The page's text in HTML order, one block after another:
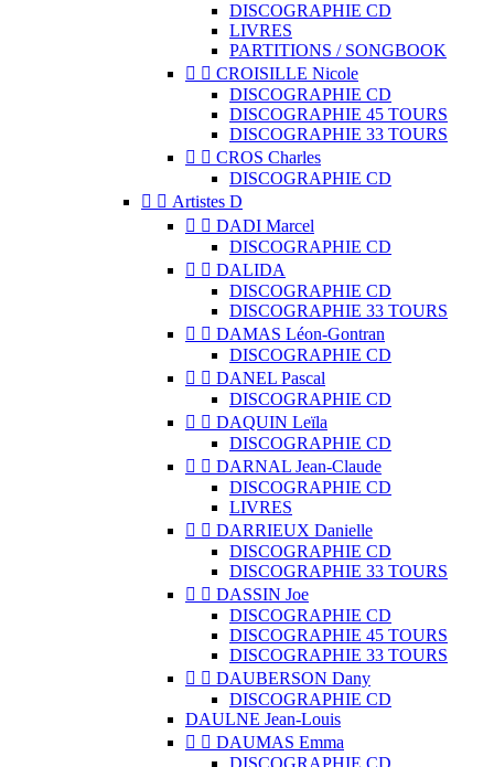
DISCOGRAPHIE CD
LIVRES
PARTITIONS / SONGBOOK
  CROISILLE Nicole
DISCOGRAPHIE CD
DISCOGRAPHIE 45 TOURS
DISCOGRAPHIE 33 TOURS
  CROS Charles
DISCOGRAPHIE CD
  Artistes D
  DADI Marcel
DISCOGRAPHIE CD
  DALIDA
DISCOGRAPHIE CD
DISCOGRAPHIE 33 TOURS
  DAMAS Léon-Gontran
DISCOGRAPHIE CD
  DANEL Pascal
DISCOGRAPHIE CD
  DAQUIN Leïla
DISCOGRAPHIE CD
  DARNAL Jean-Claude
DISCOGRAPHIE CD
LIVRES
  DARRIEUX Danielle
DISCOGRAPHIE CD
DISCOGRAPHIE 33 TOURS
  DASSIN Joe
DISCOGRAPHIE CD
DISCOGRAPHIE 45 TOURS
DISCOGRAPHIE 33 TOURS
  DAUBERSON Dany
DISCOGRAPHIE CD
DAULNE Jean-Louis
  DAUMAS Emma
DISCOGRAPHIE CD